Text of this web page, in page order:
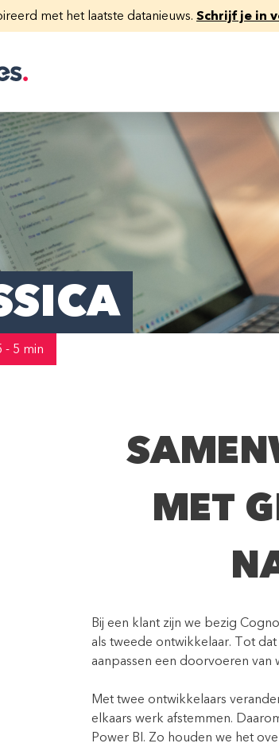
met het laatste datanieuws. Schrijf je in
- 5 min
MET
Bij een klant zijn we bezig
als tweede ontwikkelaar. Tot
aanpassen een doorvoeren van
Met twee ontwikkelaars
elkaars werk afstemmen.
Power BI. Zo houden we het